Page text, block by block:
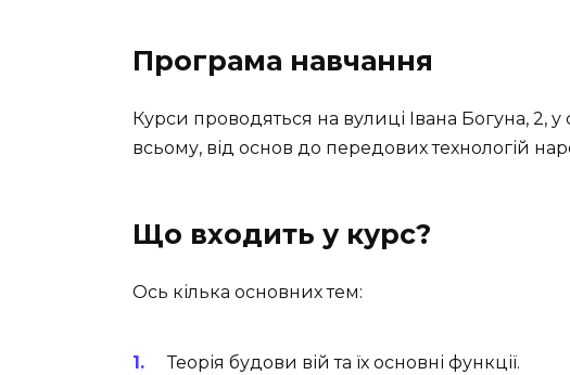
Програма навчання
Курси проводяться на вулиці Івана Богуна, 2,
всьому, від основ до передових технологій
Що входить у курс?
Ось кілька основних тем:
Теорія будови вій та їх основні функції.